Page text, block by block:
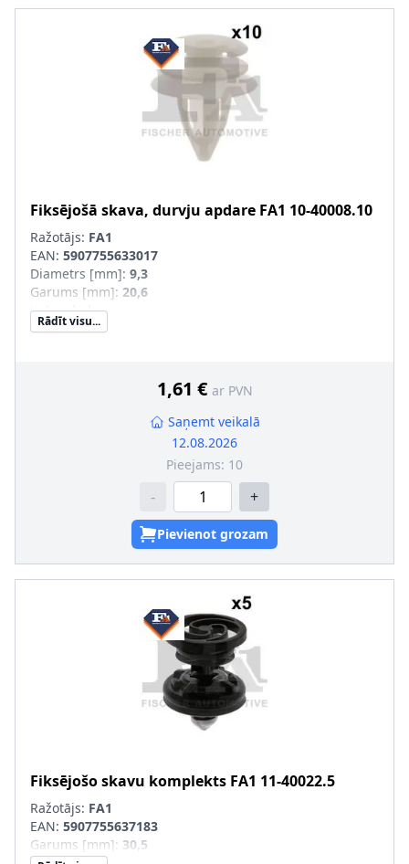
Fiksējošā skava, durvju apdare FA1 10-40008.10
Ražotājs: FA1
EAN: 5907755633017
Diametrs [mm]: 9,3
Garums [mm]: 20,6
Krāsa:balts
pēc izvēles:
Rādīt visu...
1,61 € ar PVN
Saņemt veikalā
12.08.2026
Pieejams: 10
- +
Pievienot grozam
Fiksējošo skavu komplekts FA1 11-40022.5
Ražotājs: FA1
EAN: 5907755637183
Garums [mm]: 30,5